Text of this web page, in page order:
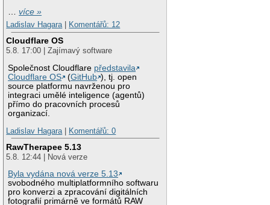
…více »
Ladislav Hagara| Komentářů: 12
Cloudflare OS
5.8. 17:00 | Zajímavý software
Společnost Cloudflare představila
Cloudflare OS
(GitHub ), tj. open
source platformu navrženou pro
integraci umělé inteligence (agentů)
přímo do pracovních procesů
organizací.
Ladislav Hagara| Komentářů: 0
RawTherapee 5.13
5.8. 12:44 | Nová verze
Byla vydána nová verze 5.13
svobodného multiplatformního softwaru
pro konverzi a zpracování digitálních
fotografií primárně ve formátů RAW